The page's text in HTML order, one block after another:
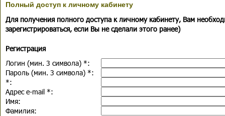
Полный доступ к личному кабинету
Для получения полного доступа к личному кабинету, Вам
зарегистрироваться, если Вы не сделали этого ранее)
Регистрация
Логин (мин. 3 символа) *:
Пароль (мин. 3 символа) *:
*:
Адрес e-mail *:
Имя:
Фамилия: